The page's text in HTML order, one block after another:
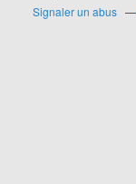
Signaler un abus